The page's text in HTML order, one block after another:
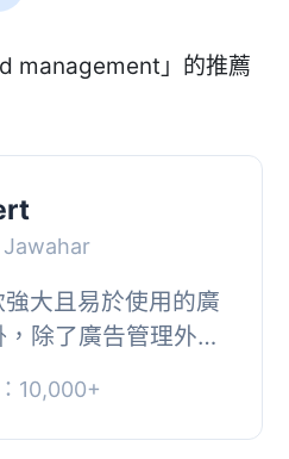
management」的推薦
大且易於使用的廣
除了廣告管理外，
代碼，包括
10,000+